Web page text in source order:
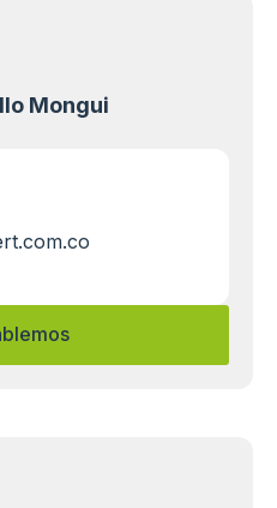
Mongui